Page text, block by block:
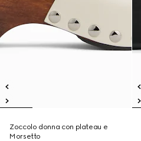
Zoccolo donna con plateau e
Morsetto